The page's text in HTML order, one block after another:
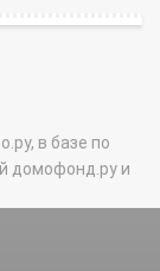
в базе по
домофонд.ру и